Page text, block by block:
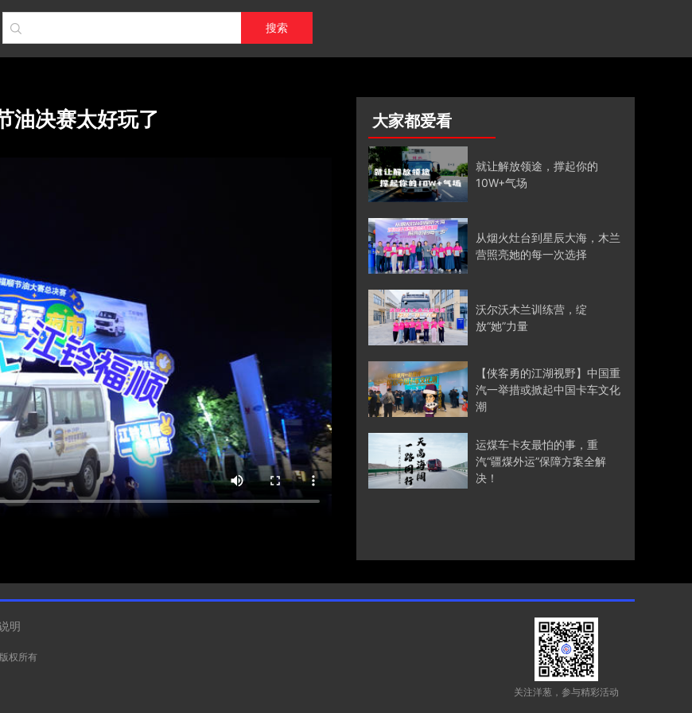
搜索
油决赛太好玩了 大家都爱看
就让解放领途，撑起你的
10W+气场
从烟火灶台到星辰大海，木兰
营照亮她的每一次选择
沃尔沃木兰训练营，绽
放“她”力量
【侠客勇的江湖视野】中国重
汽一举措或掀起中国卡车文化
潮
运煤车卡友最怕的事，重
汽“疆煤外运”保障方案全解
决！
关注洋葱，参与精彩活动
明
权所有